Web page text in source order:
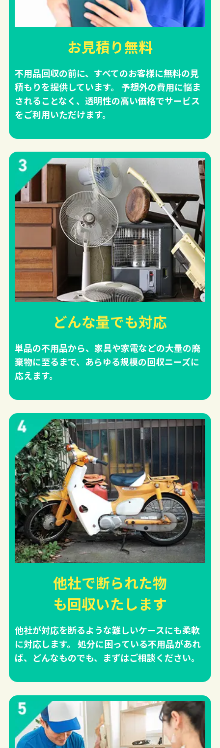
お見積り無料
不用品回収の前に、すべてのお客様に無料の見
積もりを提供しています。 予想外の費用に悩ま
されることなく、透明性の高い価格でサービス
をご利用いただけます。
どんな量でも対応
単品の不用品から、家具や家電などの大量の廃
棄物に至るまで、あらゆる規模の回収ニーズに
応えます。
他社で断られた物
も回収いたします
他社が対応を断るような難しいケースにも柔軟
に対応します。 処分に困っている不用品があれ
ば、どんなものでも、まずはご相談ください。